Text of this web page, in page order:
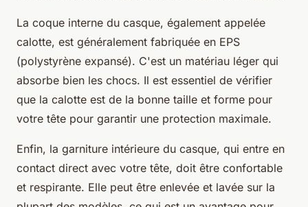
La coque interne du casque, également appelée
calotte, est généralement fabriquée en EPS
(polystyrène expansé). C'est un matériau léger qui
absorbe bien les chocs. Il est essentiel de vérifier
que la calotte est de la bonne taille et forme pour
votre tête pour garantir une protection maximale.
Enfin, la garniture intérieure du casque, qui entre en
contact direct avec votre tête, doit être confortable
et respirante. Elle peut être enlevée et lavée sur la